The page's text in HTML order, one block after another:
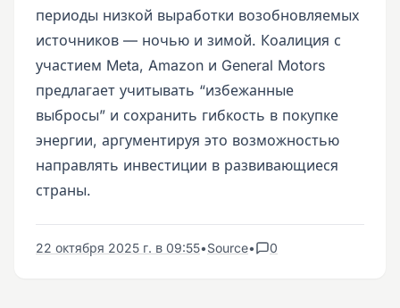
периоды низкой выработки возобновляемых
источников — ночью и зимой. Коалиция с
участием Meta, Amazon и General Motors
предлагает учитывать “избежанные
выбросы” и сохранить гибкость в покупке
энергии, аргументируя это возможностью
направлять инвестиции в развивающиеся
страны.
22 октября 2025 г. в 09:55•Source• 0